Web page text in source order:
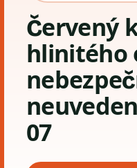
Červený kal z výroby oxidu
hlinitého
07